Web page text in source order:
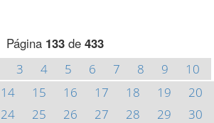
Página 133de 433
3 4 5 6 7 8 9
10
14 15 16 17 18 19
20
24 25 26 27 28 29
30